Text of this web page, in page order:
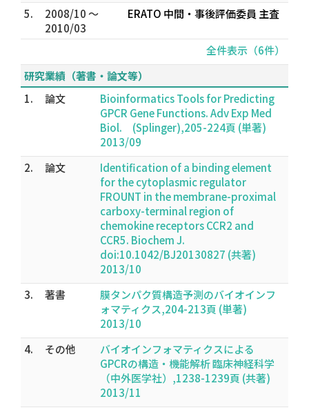
5.
2008/10 ～
2010/03
ERATO 中間・事後評価委員 主査
全件表示（6件）
研究業績（著書・論文等）
1.
論文
Bioinformatics Tools for Predicting
GPCR Gene Functions. Adv Exp Med
Biol. (Splinger),205-224頁 (単著)
2013/09
2.
論文
Identification of a binding element
for the cytoplasmic regulator
FROUNT in the membrane-proximal
carboxy-terminal region of
chemokine receptors CCR2 and
CCR5. Biochem J.
doi:10.1042/BJ20130827 (共著)
2013/10
3.
著書
膜タンパク質構造予測のバイオインフ
ォマティクス,204-213頁 (単著)
2013/10
4.
その他
バイオインフォマティクスによる
GPCRの構造・機能解析 臨床神経科学
（中外医学社）,1238-1239頁 (共著)
2013/11